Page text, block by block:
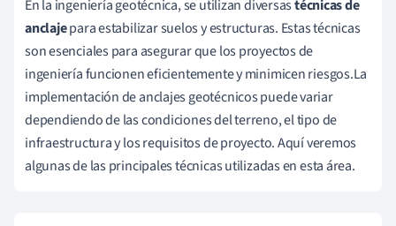
En la ingeniería geotécnica, se utilizan diversastécnicas de
anclajepara estabilizar suelos y estructuras. Estas técnicas
son esenciales para asegurar que los proyectos de
ingeniería funcionen eficientemente y minimicen riesgos.La
implementación de anclajes geotécnicos puede variar
dependiendo de las condiciones del terreno, el tipo de
infraestructura y los requisitos de proyecto. Aquí veremos
algunas de las principales técnicas utilizadas en esta área.